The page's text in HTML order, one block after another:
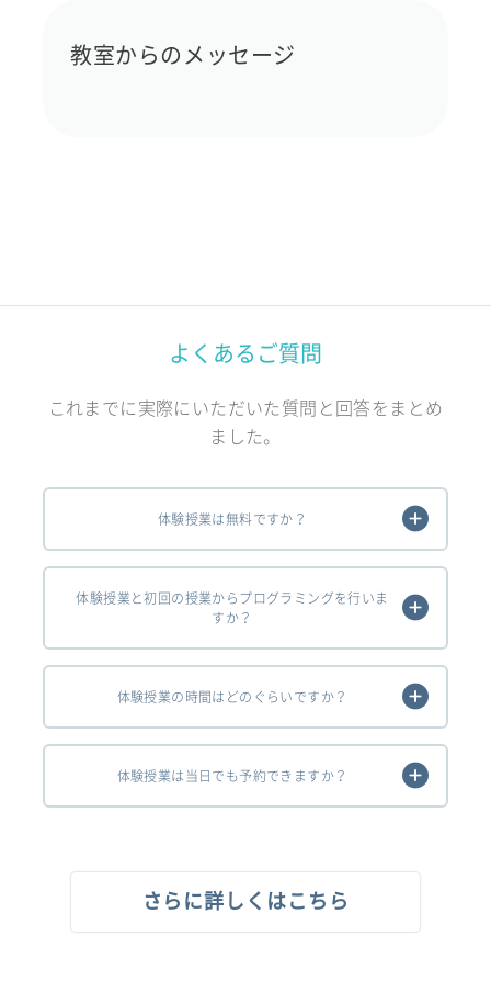
教室からのメッセージ
よくあるご質問
これまでに実際にいただいた質問と回答をまとめ
ました。
体験授業は無料ですか？
体験授業と初回の授業からプログラミングを行いま
すか？
体験授業の時間はどのぐらいですか？
体験授業は当日でも予約できますか？
さらに詳しくはこちら